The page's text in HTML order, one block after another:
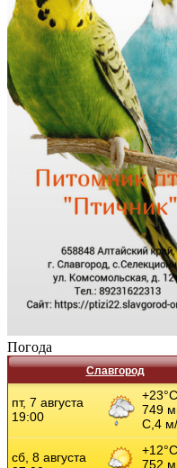
Погода
Славгород